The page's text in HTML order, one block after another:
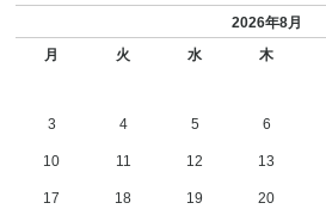
2026年8月
月
火 水 木
3 4 5 6
10 11 12 13
17 18 19 20